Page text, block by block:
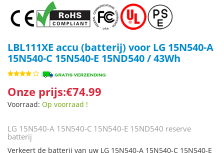
LBL111XE accu (batterij) voor LG 15N540-A
15N540-C 15N540-E 15ND540 / 43Wh
Onze prijs:€74.99
Voorraad: Op voorraad !
LG 15N540-A 15N540-C 15N540-E 15ND540 reserve
batterij
Verkeert de batterij van uw LG 15N540-A 15N540-C 15N540-E